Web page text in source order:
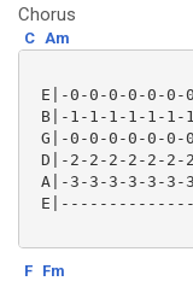
Chorus
C Am
E|-0-0-0-0-0-0-
B|-1-1-1-1-1-1-
G|-0-0-0-0-0-0-
D|-2-2-2-2-2-2-
A|-3-3-3-3-3-3-
F Fm